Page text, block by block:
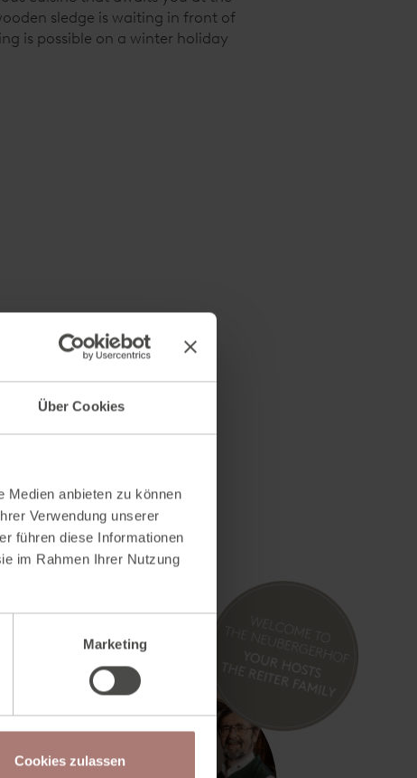
Über Cookies
Medien anbieten zu können
Verwendung unserer
führen diese Informationen
im Rahmen Ihrer Nutzung
Marketing
Cookies zulassen
sledge is waiting in front of
is possible on a winter holiday